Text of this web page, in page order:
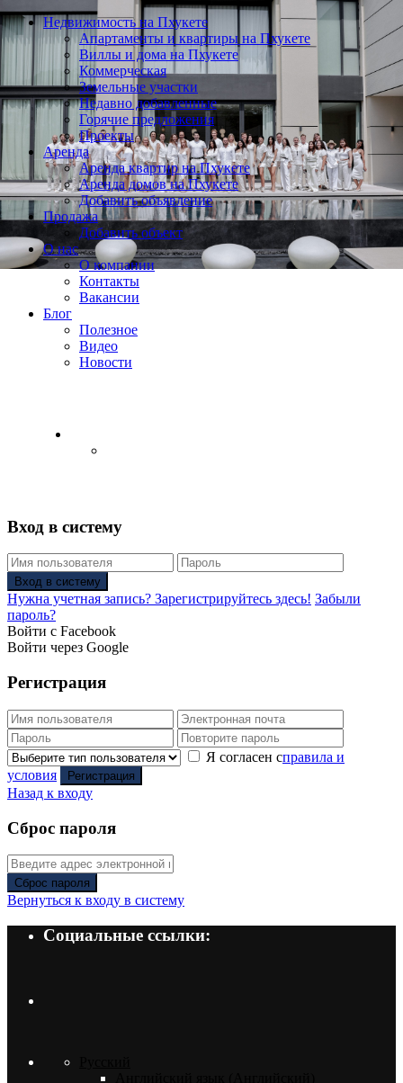
Недвижимость на Пхукете
Апартаменты и квартиры на Пхукете
Виллы и дома на Пхукете
Коммерческая
Земельные участки
Недавно добавленные
Горячие предложения
Проекты
Аренда
Аренда квартир на Пхукете
Аренда домов на Пхукете
Добавить объявление
Продажа
Добавить объект
О нас
О компании
Контакты
Вакансии
Блог
Полезное
Видео
Новости
Вход в систему
Вход в систему
Нужна учетная запись? Зарегистрируйтесь здесь! Забыли
пароль?
Войти с Facebook
Войти через Google
Регистрация
Я согласен справила и
условия
Регистрация
Назад к входу
Сброс пароля
Сброс пароля
Вернуться к входу в систему
Социальные ссылки: